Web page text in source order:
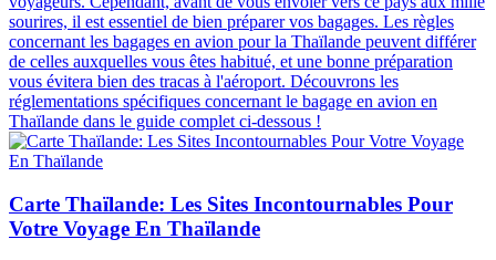
sourires, il est essentiel de bien préparer vos bagages. Les règles
concernant les bagages en avion pour la Thaïlande peuvent différer
de celles auxquelles vous êtes habitué, et une bonne préparation
vous évitera bien des tracas à l'aéroport. Découvrons les
réglementations spécifiques concernant le bagage en avion en
Thaïlande dans le guide complet ci-dessous !
Carte Thaïlande: Les Sites Incontournables Pour
Votre Voyage En Thaïlande